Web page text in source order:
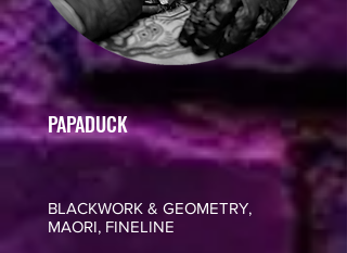
PAPADUCK
BLACKWORK & GEOMETRY,
MAORI, FINELINE